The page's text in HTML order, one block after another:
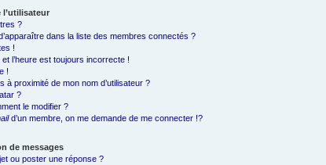
l’utilisateur
?
dans la liste des membres connectés ?
!
l’heure est toujours incorrecte !
!
à proximité de mon nom d’utilisateur ?
?
le modifier ?
d’un membre, on me demande de me connecter !?
de messages
ou poster une réponse ?